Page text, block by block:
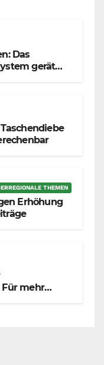
Das
gerät
THEMEN
Erhöhung
mehr